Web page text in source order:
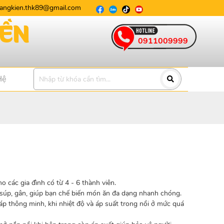
0911009999
các gia đình có từ 4 - 6 thành viên.
gân, giúp bạn chế biến món ăn đa dạng nhanh chóng.
thông minh, khi nhiệt độ và áp suất trong nồi ở mức quá